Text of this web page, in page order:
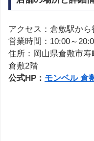
アクセス：倉敷駅から
営業時間：10:00～
住所：岡山県倉敷市
倉敷2階
公式HP： モンベル 倉